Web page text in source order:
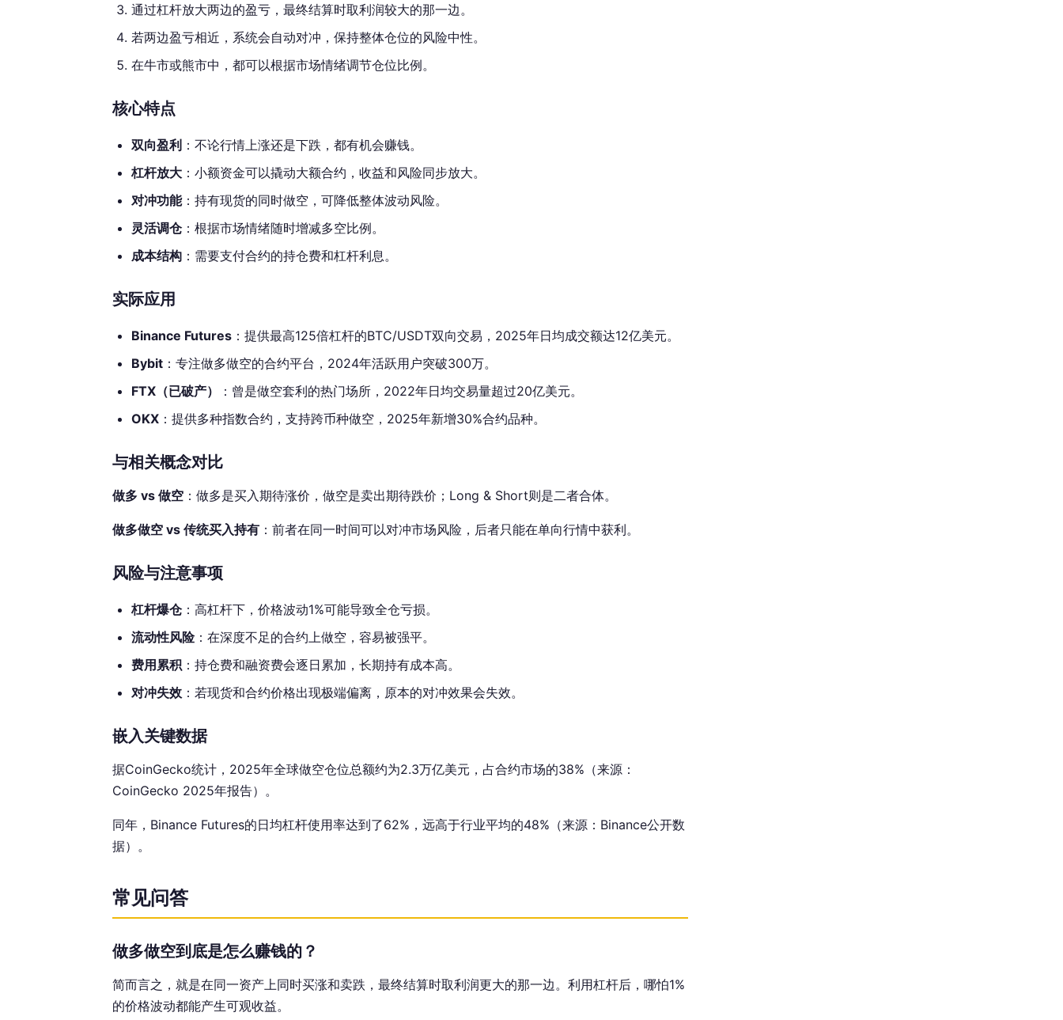
通过杠杆放大两边的盈亏，最终结算时取利润较大的那一边。
若两边盈亏相近，系统会自动对冲，保持整体仓位的风险中性。
在牛市或熊市中，都可以根据市场情绪调节仓位比例。
核心特点
双向盈利 ：不论行情上涨还是下跌，都有机会赚钱。
杠杆放大 ：小额资金可以撬动大额合约，收益和风险同步放大。
对冲功能：持有现货的同时做空，可降低整体波动风险。
灵活调仓：根据市场情绪随时增减多空比例。
成本结构 ：需要支付合约的持仓费和杠杆利息。
实际应用
Binance Futures ：提供最高125倍杠杆的BTC/USDT双向交易，2025年日均成交额达12亿美元。
Bybit ：专注做多做空的合约平台，2024年活跃用户突破300万。
FTX（已破产）
：曾是做空套利的热门场所，2022年日均交易量超过20亿美元。
OKX ：提供多种指数合约，支持跨币种做空，2025年新增30%合约品种。
与相关概念对比
做多 vs 做空 ：做多是买入期待涨价，做空是卖出期待跌价；Long & Short则是二者合体。
做多做空 vs 传统买入持有 ：前者在同一时间可以对冲市场风险，后者只能在单向行情中获利。
风险与注意事项
杠杆爆仓：高杠杆下，价格波动1%可能导致全仓亏损。
流动性风险：在深度不足的合约上做空，容易被强平。
费用累积 ：持仓费和融资费会逐日累加，长期持有成本高。
对冲失效 ：若现货和合约价格出现极端偏离，原本的对冲效果会失效。
嵌入关键数据
据CoinGecko统计，2025年全球做空仓位总额约为2.3万亿美元，占合约市场的38%（来源：
CoinGecko 2025年报告）。
同年，Binance Futures的日均杠杆使用率达到了62%，远高于行业平均的48%（来源：Binance公开数
据）。
常见问答
做多做空到底是怎么赚钱的？
简而言之，就是在同一资产上同时买涨和卖跌，最终结算时取利润更大的那一边。利用杠杆后，哪怕1%
的价格波动都能产生可观收益。